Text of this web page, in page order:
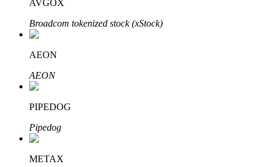
Otomatik Yatırım
Uzun vadeli kâr ve esnek çıkarlar elde edin
AVGOX
Broadcom tokenized stock (xStock)
AEON
AEON
PIPEDOG
Pipedog
METAX